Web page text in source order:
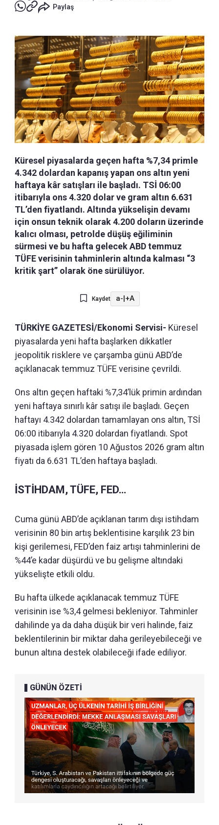
Paylaş
Küresel piyasalarda geçen hafta %7,34 primle
4.342 dolardan kapanış yapan ons altın yeni
haftaya kâr satışları ile başladı. TSİ 06:00
itibarıyla ons 4.320 dolar ve gram altın 6.631
TL’den fiyatlandı. Altında yükselişin devamı
için onsun teknik olarak 4.200 doların üzerinde
kalıcı olması, petrolde düşüş eğiliminin
sürmesi ve bu hafta gelecek ABD temmuz
TÜFE verisinin tahminlerin altında kalması “3
kritik şart” olarak öne sürülüyor.
Kaydet a-|+A
TÜRKİYE GAZETESİ/Ekonomi Servisi- Küresel
piyasalarda yeni hafta başlarken dikkatler
jeopolitik risklere ve çarşamba günü ABD’de
açıklanacak temmuz TÜFE verisine çevrildi.
Ons altın geçen haftaki %7,34’lük primin ardından
yeni haftaya sınırlı kâr satışı ile başladı. Geçen
haftayı 4.342 dolardan tamamlayan ons altın, TSİ
06:00 itibarıyla 4.320 dolardan fiyatlandı. Spot
piyasada işlem gören 10 Ağustos 2026 gram altın
fiyatı da 6.631 TL’den haftaya başladı.
İSTİHDAM, TÜFE, FED…
Cuma günü ABD’de açıklanan tarım dışı istihdam
verisinin 80 bin artış beklentisine karşılık 23 bin
kişi gerilemesi, FED’den faiz artışı tahminlerini de
%44’e kadar düşürdü ve bu gelişme altındaki
yükselişte etkili oldu.
Bu hafta ülkede açıklanacak temmuz TÜFE
verisinin ise %3,4 gelmesi bekleniyor. Tahminler
dahilinde ya da daha düşük bir veri halinde, faiz
beklentilerinin bir miktar daha gerileyebileceği ve
bunun altına destek olabileceği ifade ediliyor.
GÜNÜN ÖZETİ